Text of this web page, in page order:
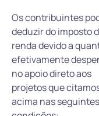
Os contribuintes
deduzir do imposto
renda devido a
efetivamente
no apoio direto aos
projetos que
acima nas seguintes